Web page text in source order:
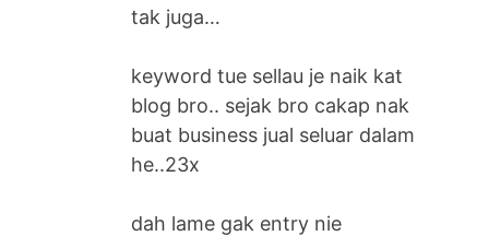
tak juga…
keyword tue sellau je naik kat
blog bro.. sejak bro cakap nak
buat business jual seluar dalam
he..23x
dah lame gak entry nie